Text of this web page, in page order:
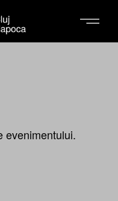
evenimentului.